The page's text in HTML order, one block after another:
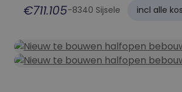
€711.105-8340 Sijsele incl alle